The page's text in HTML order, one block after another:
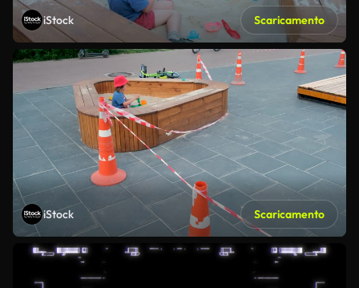
iStock Scaricamento
iStock Scaricamento